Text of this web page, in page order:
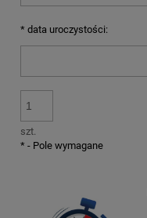
* data uroczystości:
szt.
* - Pole wymagane